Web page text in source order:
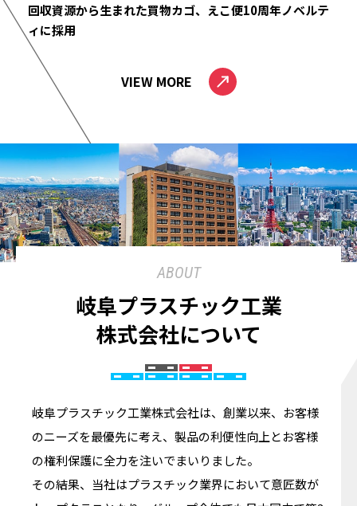
回収資源から生まれた買物カゴ、えこ便10周年ノベルテ
ィに採用
VIEW MORE
ABOUT
岐阜プラスチック工業
株式会社について
岐阜プラスチック工業株式会社は、創業以来、お客様
のニーズを最優先に考え、製品の利便性向上とお客様
の権利保護に全力を注いでまいりました。
その結果、当社はプラスチック業界において意匠数が